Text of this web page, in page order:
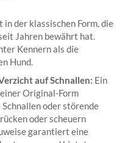
der klassischen Form, die
Jahren bewährt hat.
Kennern als die
Hund.
auf Schnallen: Ein
Original-Form
oder störende
oder scheuern
garantiert eine